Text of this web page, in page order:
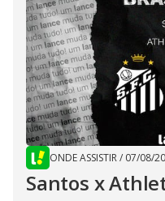
ONDE ASSISTIR/ 07/08/
Santos x